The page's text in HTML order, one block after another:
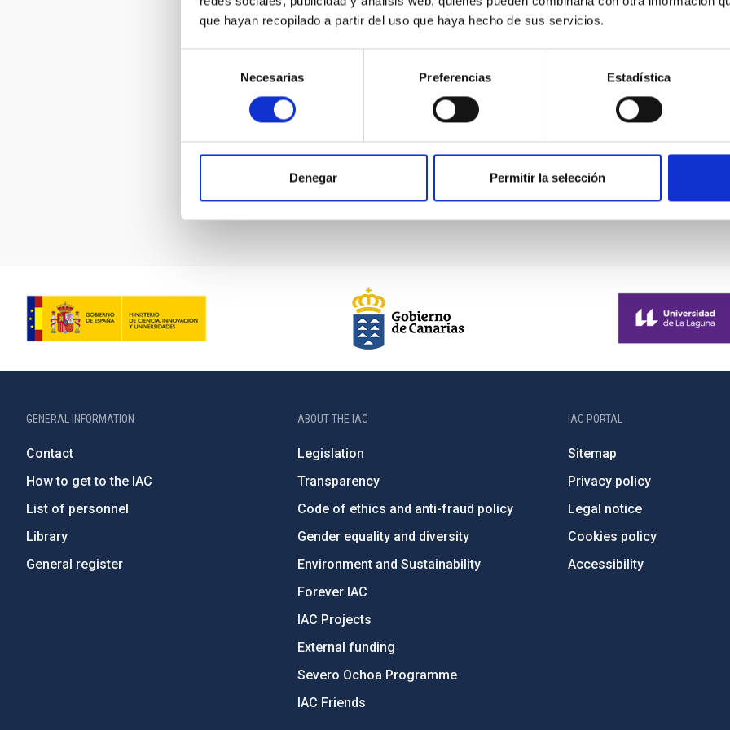
que hayan recopilado a partir del uso que haya hecho de sus servicios.
consentimiento
Necesarias Preferencias Estadística
Denegar Permitir la selección
sostienen la mitad del
Pagination
page
Previous
… Page
12 Page
13
GENERAL INFORMATION
Contact
How to get to the IAC
List of personnel
Library
General register
ABOUT THE IAC
Legislation
Transparency
Code of ethics and anti-fraud policy
Gender equality and diversity
Environment and Sustainability
Forever IAC
IAC Projects
External funding
Severo Ochoa Programme
IAC Friends
IAC PORTAL
Sitemap
Privacy policy
Legal notice
Cookies policy
Accessibility